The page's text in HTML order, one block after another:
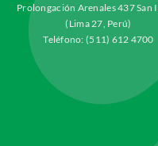
Prolongación Arenales 437 San
(Lima 27, Perú)
Teléfono: (511) 612 4700